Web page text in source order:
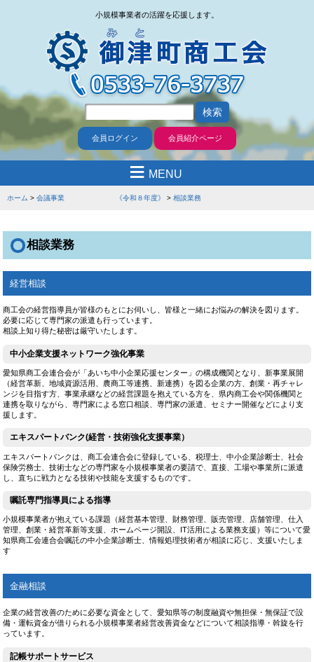
小規模事業者の活躍を応援します。
会員ログイン 会員紹介ページ
≡ MENU
ホーム 会議事業 《令和８年度》 相談業務
相談業務
経営相談
商工会の経営指導員が皆様のもとにお伺いし、皆様と一緒にお悩みの解決を図ります。
必要に応じて専門家の派遣も行っています。
相談上知り得た秘密は厳守いたします。
中小企業支援ネットワーク強化事業
愛知県商工会連合会が「あいち中小企業応援センター」の構成機関となり、新事業展開
（経営革新、地域資源活用、農商工等連携、新連携）を図る企業の方、創業・再チャレ
ンジを目指す方、事業承継などの経営課題を抱えている方を、県内商工会や関係機関と
連携を取りながら、専門家による窓口相談、専門家の派遣、セミナー開催などにより支
援します。
エキスパートバンク(経営・技術強化支援事業）
エキスパートバンクは、商工会連合会に登録している、税理士、中小企業診断士、社会
保険労務士、技術士などの専門家を小規模事業者の要請で、直接、工場や事業所に派遣
し、直ちに戦力となる技術や技能を支援するものです。
嘱託専門指導員による指導
小規模事業者が抱えている課題（経営基本管理、財務管理、販売管理、店舗管理、仕入
管理、創業・経営革新等支援、ホームページ開設、IT活用による業務支援）等について愛
知県商工会連合会嘱託の中小企業診断士、情報処理技術者が相談に応じ、支援いたしま
す
金融相談
企業の経営改善のために必要な資金として、愛知県等の制度融資や無担保・無保証で設
備・運転資金が借りられる小規模事業者経営改善資金などについて相談指導・斡旋を行
っています。
記帳サポートサービス